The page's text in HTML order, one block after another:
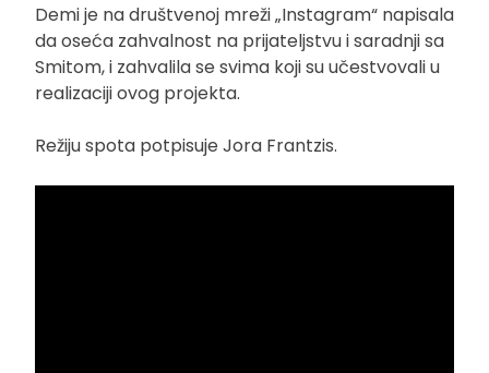
Demi je na društvenoj mreži „Instagram“ napisala
da oseća zahvalnost na prijateljstvu i saradnji sa
Smitom, i zahvalila se svima koji su učestvovali u
realizaciji ovog projekta.
Režiju spota potpisuje Jora Frantzis.